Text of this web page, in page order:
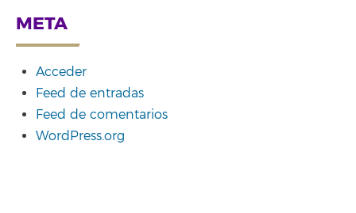
META
Acceder
Feed de entradas
Feed de comentarios
WordPress.org